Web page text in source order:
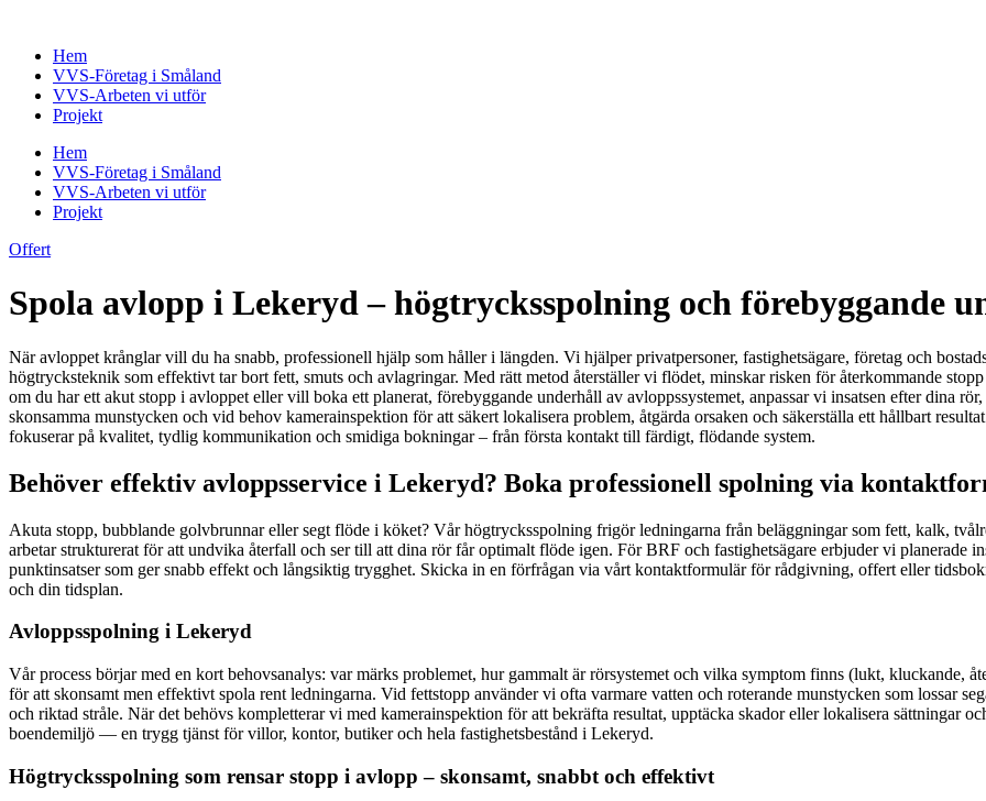
contentHem
VVS-Företag i Småland
VVS-Arbeten vi utför
Projekt
Hem
VVS-Företag i Småland
VVS-Arbeten vi utför
Projekt
Offert
Spola avlopp i Lekeryd – högtrycksspolning och förebyggande
När avloppet krånglar vill du ha snabb, professionell hjälp som håller i längden. Vi hjälper privatpersoner, fastighetsägare, företag och
högtrycksteknik som effektivt tar bort fett, smuts och avlagringar. Med rätt metod återställer vi flödet, minskar risken för återkommande
om du har ett akut stopp i avloppet eller vill boka ett planerat, förebyggande underhåll av avloppssystemet, anpassar vi insatsen efter dina
skonsamma munstycken och vid behov kamerainspektion för att säkert lokalisera problem, åtgärda orsaken och säkerställa ett hållbart
fokuserar på kvalitet, tydlig kommunikation och smidiga bokningar – från första kontakt till färdigt, flödande system.
Behöver effektiv avloppsservice i Lekeryd? Boka professionell spolning via
Akuta stopp, bubblande golvbrunnar eller segt flöde i köket? Vår högtrycksspolning frigör ledningarna från beläggningar som fett, kalk,
arbetar strukturerat för att undvika återfall och ser till att dina rör får optimalt flöde igen. För BRF och fastighetsägare erbjuder vi planerade
punktinsatser som ger snabb effekt och långsiktig trygghet. Skicka in en förfrågan via vårt kontaktformulär för rådgivning, offert eller
och din tidsplan.
Avloppsspolning i Lekeryd
Vår process börjar med en kort behovsanalys: var märks problemet, hur gammalt är rörsystemet och vilka symptom finns (lukt, kluckande,
för att skonsamt men effektivt spola rent ledningarna. Vid fettstopp använder vi ofta varmare vatten och roterande munstycken som lossar
och riktad stråle. När det behövs kompletterar vi med kamerainspektion för att bekräfta resultat, upptäcka skador eller lokalisera sättningar
boendemiljö — en trygg tjänst för villor, kontor, butiker och hela fastighetsbestånd i Lekeryd.
Högtrycksspolning som rensar stopp i avlopp – skonsamt, snabbt och effektivt